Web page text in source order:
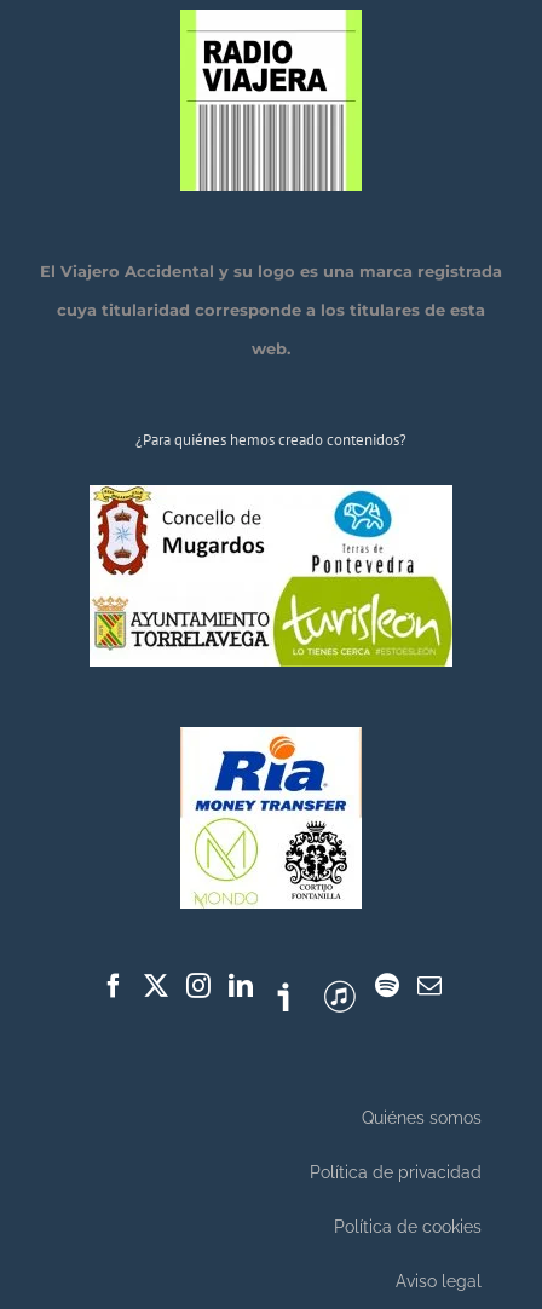
El Viajero Accidental y su logo es una marca registrada
cuya titularidad corresponde a los titulares de esta
web.
¿Para quiénes hemos creado contenidos?
Quiénes somos
Política de privacidad
Política de cookies
Aviso legal